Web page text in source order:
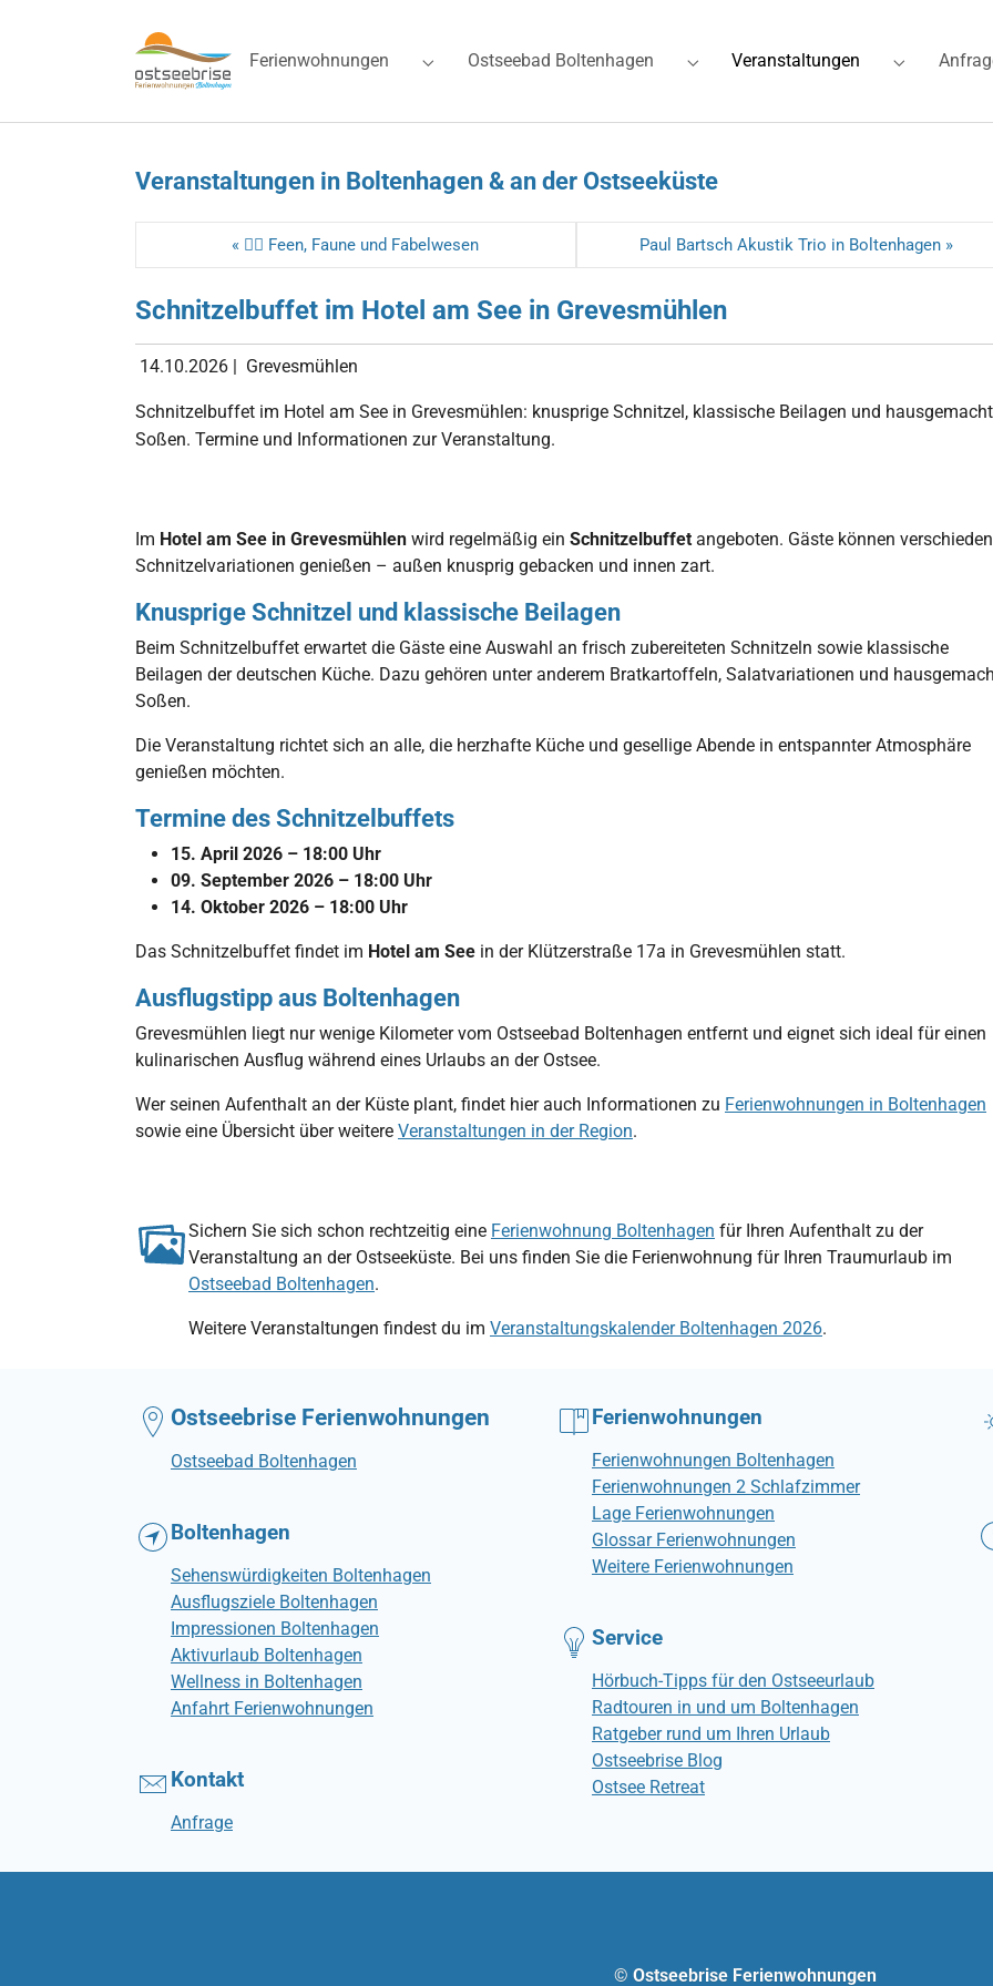
Ferienwohnungen
Submenu for "Ferienwohnungen"
Ostseebad Boltenhagen
Submenu for "Ostseebad Boltenhagen"
Veranstaltungen (current)
Submenu
Veranstaltungen in Boltenhagen & an der Ostseeküste
« 🧚‍♀️ Feen, Faune und Fabelwesen Paul Bartsch Akustik Trio in Boltenhagen »
Schnitzelbuffet im Hotel am See in Grevesmühlen
14.10.2026 | Grevesmühlen
Schnitzelbuffet im Hotel am See in Grevesmühlen: knusprige Schnitzel, klassische Beilagen und
Soßen. Termine und Informationen zur Veranstaltung.
Im Hotel am See in Grevesmühlen wird regelmäßig ein Schnitzelbuffet angeboten. Gäste können
Schnitzelvariationen genießen – außen knusprig gebacken und innen zart.
Knusprige Schnitzel und klassische Beilagen
Beim Schnitzelbuffet erwartet die Gäste eine Auswahl an frisch zubereiteten Schnitzeln sowie klassische
Beilagen der deutschen Küche. Dazu gehören unter anderem Bratkartoffeln, Salatvariationen und
Soßen.
Die Veranstaltung richtet sich an alle, die herzhafte Küche und gesellige Abende in entspannter Atmosphäre
genießen möchten.
Termine des Schnitzelbuffets
15. April 2026 – 18:00 Uhr
09. September 2026 – 18:00 Uhr
14. Oktober 2026 – 18:00 Uhr
Das Schnitzelbuffet findet im Hotel am See in der Klützerstraße 17a in Grevesmühlen statt.
Ausflugstipp aus Boltenhagen
Grevesmühlen liegt nur wenige Kilometer vom Ostseebad Boltenhagen entfernt und eignet sich ideal für einen
kulinarischen Ausflug während eines Urlaubs an der Ostsee.
Wer seinen Aufenthalt an der Küste plant, findet hier auch Informationen zu Ferienwohnungen in Boltenhagen
sowie eine Übersicht über weitere Veranstaltungen in der Region.
Sichern Sie sich schon rechtzeitig eine Ferienwohnung Boltenhagen für Ihren Aufenthalt zu der
Veranstaltung an der Ostseeküste. Bei uns finden Sie die Ferienwohnung für Ihren Traumurlaub im
Ostseebad Boltenhagen.
Weitere Veranstaltungen findest du im Veranstaltungskalender Boltenhagen 2026.
Ostseebrise Ferienwohnungen
Ostseebad Boltenhagen
Boltenhagen
Sehenswürdigkeiten Boltenhagen
Ausflugsziele Boltenhagen
Impressionen Boltenhagen
Aktivurlaub Boltenhagen
Wellness in Boltenhagen
Anfahrt Ferienwohnungen
Kontakt
Anfrage
Ferienwohnungen
Ferienwohnungen Boltenhagen
Ferienwohnungen 2 Schlafzimmer
Lage Ferienwohnungen
Glossar Ferienwohnungen
Weitere Ferienwohnungen
Service
Hörbuch-Tipps für den Ostseeurlaub
Radtouren in und um Boltenhagen
Ratgeber rund um Ihren Urlaub
Ostseebrise Blog
Ostsee Retreat
© Ostseebrise Ferienwohnungen